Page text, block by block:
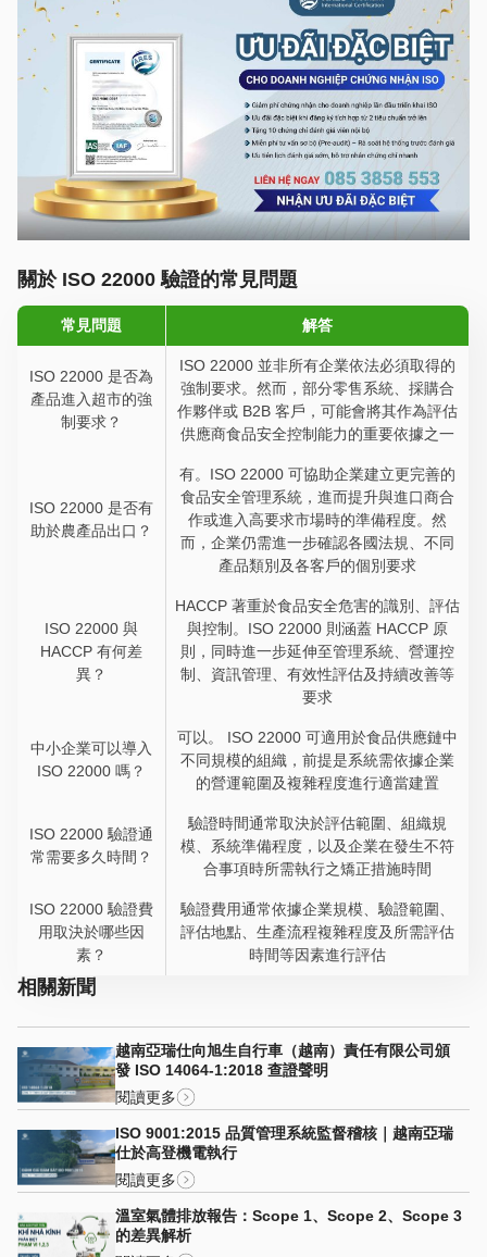
關於 ISO 22000 驗證的常見問題
常見問題 解答
ISO 22000 是否為
產品進入超市的強
制要求？
ISO 22000 並非所有企業依法必須取得的
強制要求。然而，部分零售系統、採購合
作夥伴或 B2B 客戶，可能會將其作為評估
供應商食品安全控制能力的重要依據之一
ISO 22000 是否有
助於農產品出口？
有。ISO 22000 可協助企業建立更完善的
食品安全管理系統，進而提升與進口商合
作或進入高要求市場時的準備程度。然
而，企業仍需進一步確認各國法規、不同
產品類別及各客戶的個別要求
ISO 22000 與
HACCP 有何差
異？
HACCP 著重於食品安全危害的識別、評估
與控制。ISO 22000 則涵蓋 HACCP 原
則，同時進一步延伸至管理系統、營運控
制、資訊管理、有效性評估及持續改善等
要求
中小企業可以導入
ISO 22000 嗎？
可以。 ISO 22000 可適用於食品供應鏈中
不同規模的組織，前提是系統需依據企業
的營運範圍及複雜程度進行適當建置
ISO 22000 驗證通
常需要多久時間？
驗證時間通常取決於評估範圍、組織規
模、系統準備程度，以及企業在發生不符
合事項時所需執行之矯正措施時間
ISO 22000 驗證費
用取決於哪些因
素？
驗證費用通常依據企業規模、驗證範圍、
評估地點、生產流程複雜程度及所需評估
時間等因素進行評估
相關新聞
越南亞瑞仕向旭生自行車（越南）責任有限公司頒
發 ISO 14064-1:2018 查證聲明
閱讀更多
ISO 9001:2015 品質管理系統監督稽核｜越南亞瑞
仕於高登機電執行
閱讀更多
溫室氣體排放報告：Scope 1、Scope 2、Scope 3
的差異解析